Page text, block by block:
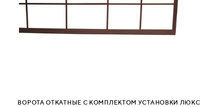
ВОРОТА ОТКАТНЫЕ С КОМПЛЕКТОМ УСТАНОВКИ ЛЮКС